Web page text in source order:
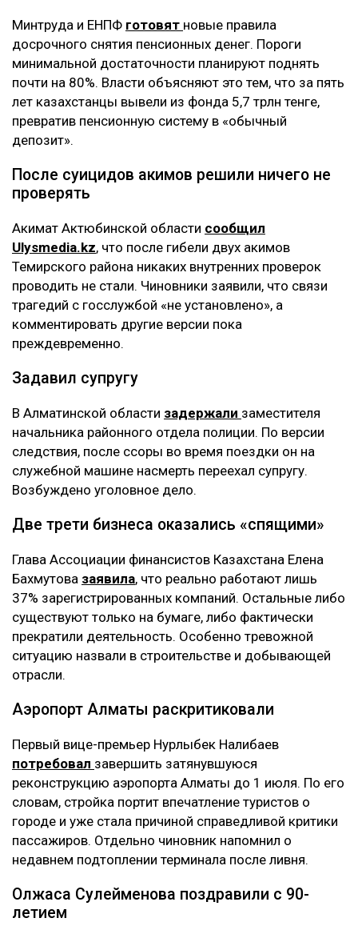
Минтруда и ЕНПФ готовят новые правила
досрочного снятия пенсионных денег. Пороги
минимальной достаточности планируют поднять
почти на 80%. Власти объясняют это тем, что за пять
лет казахстанцы вывели из фонда 5,7 трлн тенге,
превратив пенсионную систему в «обычный
депозит».
После суицидов акимов решили ничего не
проверять
Акимат Актюбинской области сообщил
Ulysmedia.kz, что после гибели двух акимов
Темирского района никаких внутренних проверок
проводить не стали. Чиновники заявили, что связи
трагедий с госслужбой «не установлено», а
комментировать другие версии пока
преждевременно.
Задавил супругу
В Алматинской области задержали заместителя
начальника районного отдела полиции. По версии
следствия, после ссоры во время поездки он на
служебной машине насмерть переехал супругу.
Возбуждено уголовное дело.
Две трети бизнеса оказались «спящими»
Глава Ассоциации финансистов Казахстана Елена
Бахмутова заявила, что реально работают лишь
37% зарегистрированных компаний. Остальные либо
существуют только на бумаге, либо фактически
прекратили деятельность. Особенно тревожной
ситуацию назвали в строительстве и добывающей
отрасли.
Аэропорт Алматы раскритиковали
Первый вице-премьер Нурлыбек Налибаев
потребовал завершить затянувшуюся
реконструкцию аэропорта Алматы до 1 июля. По его
словам, стройка портит впечатление туристов о
городе и уже стала причиной справедливой критики
пассажиров. Отдельно чиновник напомнил о
недавнем подтоплении терминала после ливня.
Олжаса Сулейменова поздравили с 90-
летием